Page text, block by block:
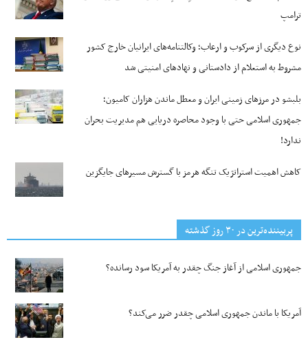
ترامپ
نوع دیگری از سرکوب و ارعاب؛ وکالتنامه‌های ایرانیان خارج کشور
مشروط به استعلام از دادستانی و نهادهای امنیتی شد
بلبشو در مرزهای زمینی ایران و معطل ماندن هزاران کامیون؛
جمهوری اسلامی حتی با وجود محاصره دریایی هم مدیریت بحران
ندارد!
کاهش اهمیت استراتژیک تنگه‌ هرمز با گسترش مسیرهای جایگزین
پربیننده‌ترین‌ در ۳۰ روز گذشته
جمهوری اسلامی از آغاز جنگ چقدر به آمریکا سود رسانده؟
آمریکا با ماندن جمهوری اسلامی چقدر ضرر می‌کند؟